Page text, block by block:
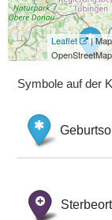
Leaflet
|
Symbole auf der
Sterbeort